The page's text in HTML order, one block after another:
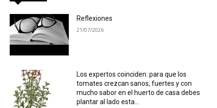
Reflexiones
21/07/2026
Los expertos coinciden: para que los
tomates crezcan sanos, fuertes y con
mucho sabor en el huerto de casa debes
plantar al lado esta...